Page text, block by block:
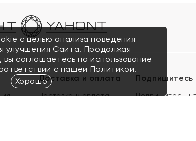
Доставка и оплата
Доставка и оплата
Подпишитесь
Подпишитесь,
с целью анализа поведения
улучшения Сайта. Продолжая
вы соглашаетесь на использование
с нашей Политикой.
Хорошо